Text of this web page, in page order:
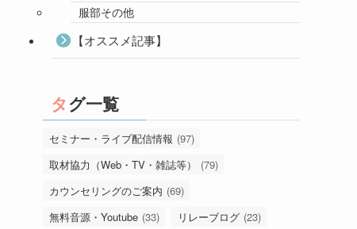
服部その他
【オススメ記事】
タグ一覧
セミナー・ライブ配信情報 (97)
取材協力（Web・TV・雑誌等）
(79)
カウンセリングのご案内 (69)
無料音源・Youtube (33) リレーブログ (23)